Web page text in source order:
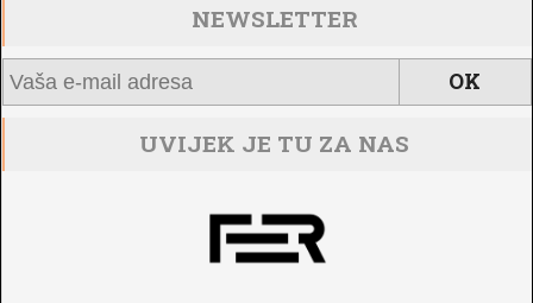
NEWSLETTER
UVIJEK JE TU ZA NAS